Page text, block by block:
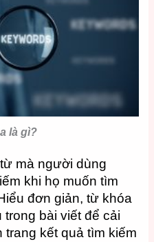
là gì?
mà người dùng
khi họ muốn tìm
đơn giản, từ khóa
bài viết để cải
trang kết quả tìm kiếm